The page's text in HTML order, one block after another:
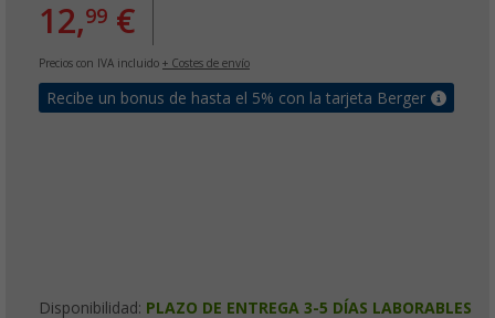
12,99 €
Precios con IVA incluido + Costes de envío
Recibe un bonus de hasta el 5% con la tarjeta Berger
Disponibilidad: PLAZO DE ENTREGA 3-5 DÍAS LABORABLES